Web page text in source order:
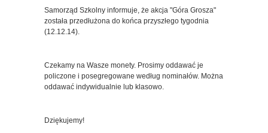
Samorząd Szkolny informuje, że akcja "Góra Grosza"
została przedłużona do końca przyszłego tygodnia
(12.12.14).
Czekamy na Wasze monety. Prosimy oddawać je
policzone i posegregowane według nominałów. Można
oddawać indywidualnie lub klasowo.
Dziękujemy!